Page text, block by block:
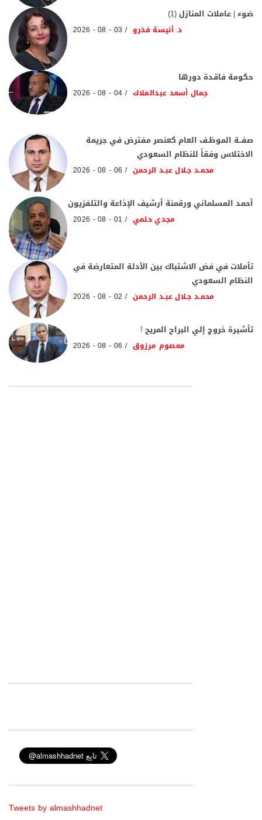
ضوء | عاملات المنازل (1)
د. أنيسة فخرو 03 - 08 - 2026
حكومة فاقدة دورها
جمال أسعد عبدالملاك 04 - 08 - 2026
صفــة الموظـف العام كعنصر مفترض في جريمة
الاختلاس وفقاً للنظام السعودي
محمـد جـلال عبـد الرحمن 06 - 08 - 2026
أحمد المسلماني ورقمنة أرشيف الإذاعة والتلفزيون
مجدي حلمي 01 - 08 - 2026
تأملات في فض الاشتباك بين الأدلة المتعارضة في
النظام السعودي
محمـد جـلال عبـد الرحمن 02 - 08 - 2026
تأشيرة خروج إلي البراح المريح !
معصوم مرزوق 06 - 08 - 2026
Tweets by almashhadnet